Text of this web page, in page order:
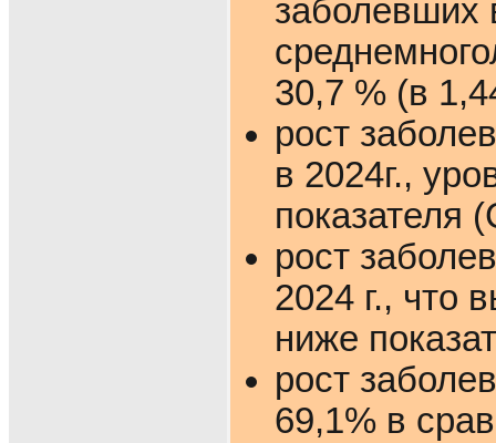
заболевших
30,7 % (в
рост
в 2024г.,
показателя
рост
2024 г., что
ниже
рост
69,1% в